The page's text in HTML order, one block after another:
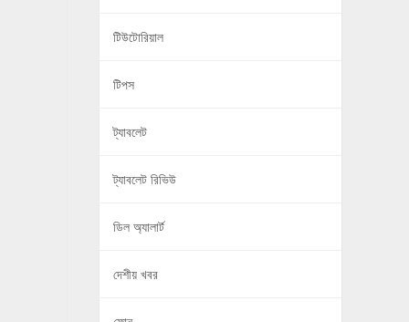
টিউটোরিয়াল
টিপস
ট্যাবলেট
ট্যাবলেট রিভিউ
ডিল অ্যালার্ট
দেশীয় খবর